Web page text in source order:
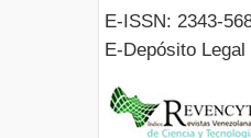
E-ISSN: 2343-
E-Depósito